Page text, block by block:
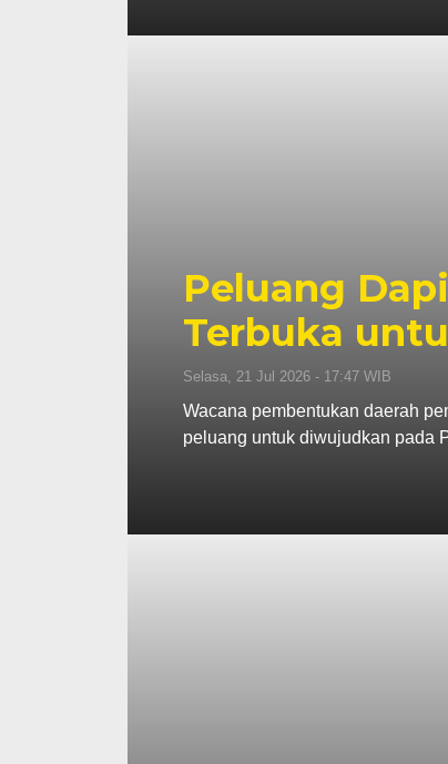
Peluang
Terbuka
Selasa, 21 Jul 2026 - 17:47 WIB
Wacana pembentukan daerah
peluang untuk diwujudkan pada